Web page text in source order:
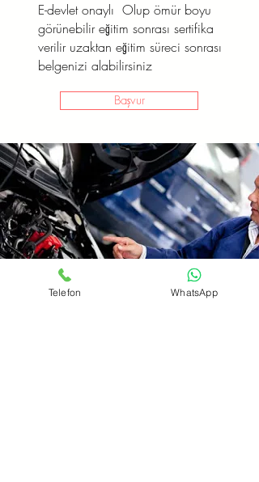
E-devlet onaylı Olup ömür boyu
görünebilir eğitim sonrası sertifika
verilir uzaktan eğitim süreci sonrası
belgenizi alabilirsiniz
Başvur
Telefon WhatsApp